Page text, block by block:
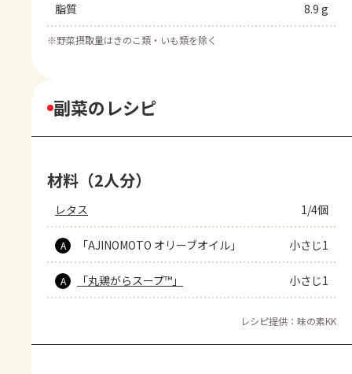
脂質 8.9 g
※野菜摂取量はきのこ類・いも類を除く
副菜のレシピ
材料（2人分）
レタス 1/4個
A 「AJINOMOTO オリーブオイル」 小さじ1
A 「丸鶏がらスープ™」 小さじ1
レシピ提供：味の素KK